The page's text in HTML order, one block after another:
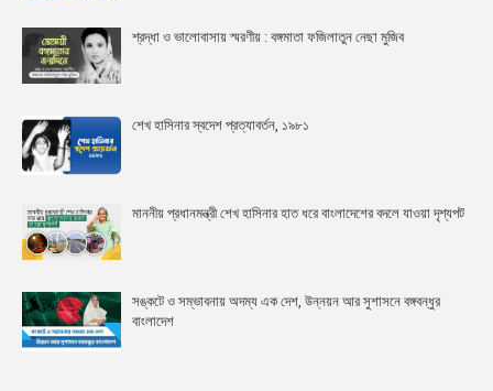
শ্রদ্ধা ও ভালোবাসায় স্মরণীয় : বঙ্গমাতা ফজিলাতুন নেছা মুজিব
শেখ হাসিনার স্বদেশ প্রত্যাবর্তন, ১৯৮১
মাননীয় প্রধানমন্ত্রী শেখ হাসিনার হাত ধরে বাংলাদেশের বদলে যাওয়া দৃশ্যপট
সঙ্কটে ও সম্ভাবনায় অদম্য এক দেশ, উন্নয়ন আর সুশাসনে বঙ্গবন্ধুর
বাংলাদেশ